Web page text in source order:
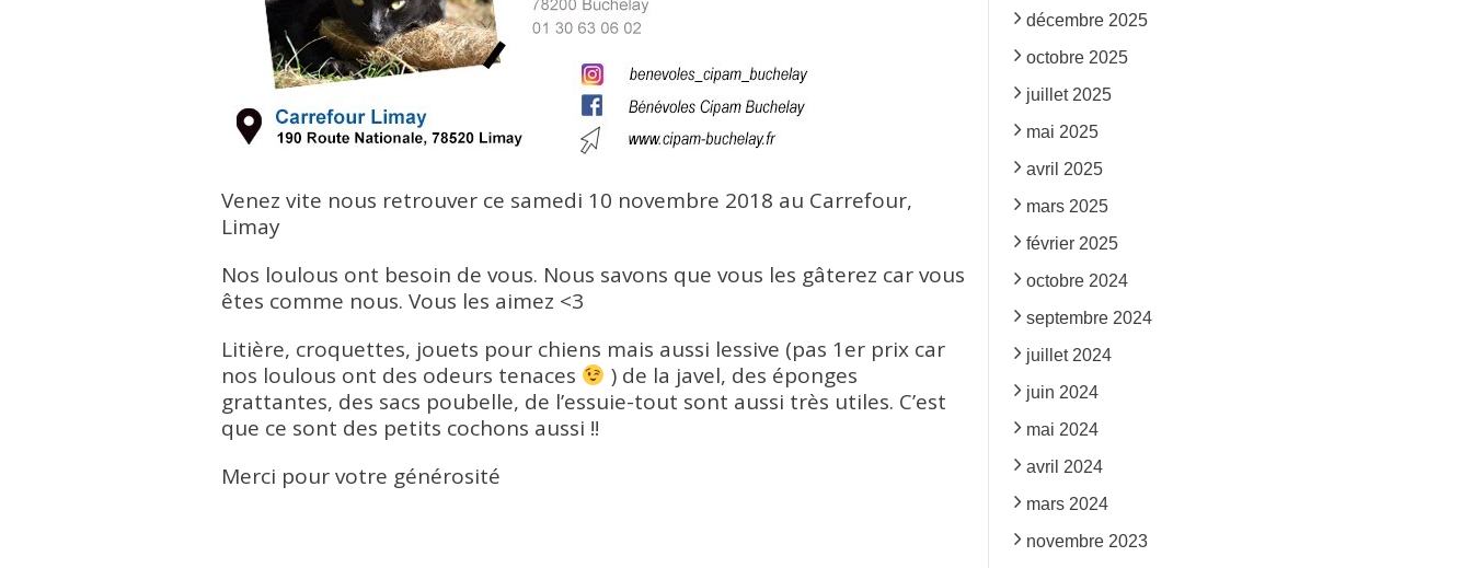
Venez vite nous retrouver ce samedi 10 novembre 2018 au Carrefour,
Limay
Nos loulous ont besoin de vous. Nous savons que vous les gâterez car vous
êtes comme nous. Vous les aimez <3
Litière, croquettes, jouets pour chiens mais aussi lessive (pas 1er prix car
nos loulous ont des odeurs tenaces
) de la javel, des éponges
grattantes, des sacs poubelle, de l’essuie-tout sont aussi très utiles. C’est
que ce sont des petits cochons aussi !!
Merci pour votre générosité
décembre 2025
octobre 2025
juillet 2025
mai 2025
avril 2025
mars 2025
février 2025
octobre 2024
septembre 2024
juillet 2024
juin 2024
mai 2024
avril 2024
mars 2024
novembre 2023